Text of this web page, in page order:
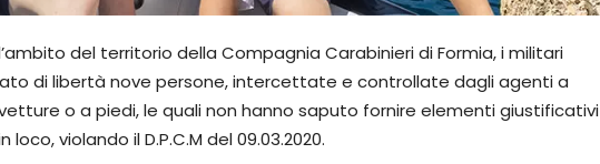
del territorio della Compagnia Carabinieri di Formia, i militari
di libertà nove persone, intercettate e controllate dagli agenti a
o a piedi, le quali non hanno saputo fornire elementi giustificativi
violando il D.P.C.M del 09.03.2020.